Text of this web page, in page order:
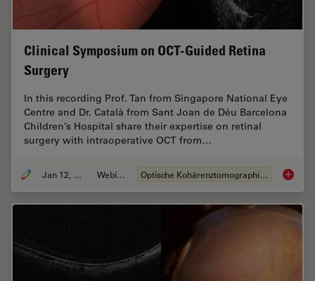
Clinical Symposium on OCT-Guided Retina
Surgery
In this recording Prof. Tan from Singapore National Eye
Centre and Dr. Català from Sant Joan de Déu Barcelona
Children’s Hospital share their expertise on retinal
surgery with intraoperative OCT from…
Jan 12, 2022 Webinar Optische Kohärenztomographie (OCT) Clinical